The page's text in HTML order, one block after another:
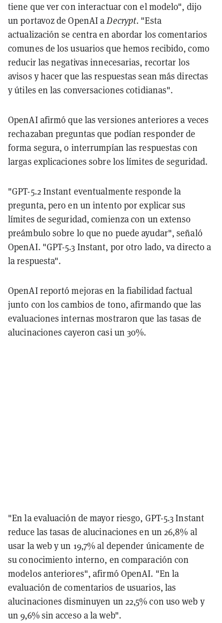
tiene que ver con interactuar con el modelo", dijo
un portavoz de OpenAI aDecrypt. "Esta
actualización se centra en abordar los comentarios
comunes de los usuarios que hemos recibido, como
reducir las negativas innecesarias, recortar los
avisos y hacer que las respuestas sean más directas
y útiles en las conversaciones cotidianas".
OpenAI afirmó que las versiones anteriores a veces
rechazaban preguntas que podían responder de
forma segura, o interrumpían las respuestas con
largas explicaciones sobre los límites de seguridad.
"GPT-5.2 Instant eventualmente responde la
pregunta, pero en un intento por explicar sus
límites de seguridad, comienza con un extenso
preámbulo sobre lo que no puede ayudar", señaló
OpenAI. "GPT-5.3 Instant, por otro lado, va directo a
la respuesta".
OpenAI reportó mejoras en la fiabilidad factual
junto con los cambios de tono, afirmando que las
evaluaciones internas mostraron que las tasas de
alucinaciones cayeron casi un 30%.
"En la evaluación de mayor riesgo, GPT-5.3 Instant
reduce las tasas de alucinaciones en un 26,8% al
usar la web y un 19,7% al depender únicamente de
su conocimiento interno, en comparación con
modelos anteriores", afirmó OpenAI. "En la
evaluación de comentarios de usuarios, las
alucinaciones disminuyen un 22,5% con uso web y
un 9,6% sin acceso a la web".